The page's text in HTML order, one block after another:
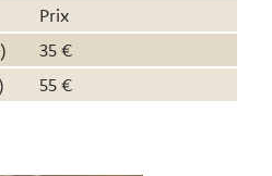
Prix
35 €
55 €